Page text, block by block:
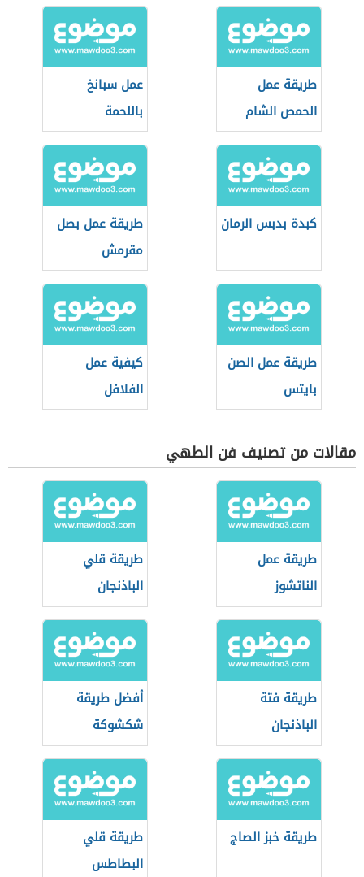
طريقة عمل
الحمص الشام
بالشطة
عمل سبانخ
باللحمة
كبدة بدبس الرمان
طريقة عمل بصل
مقرمش
طريقة عمل الصن
بايتس
كيفية عمل
الفلافل
مقالات من تصنيف فن الطهي
طريقة عمل
الناتشوز
طريقة قلي
الباذنجان
طريقة فتة
الباذنجان
والبطاطس
أفضل طريقة
شكشوكة
طريقة خبز الصاج
طريقة قلي
البطاطس